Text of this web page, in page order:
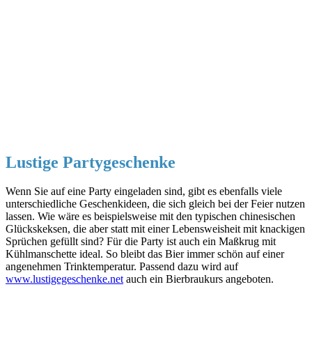
Lustige Partygeschenke
Wenn Sie auf eine Party eingeladen sind, gibt es ebenfalls viele
unterschiedliche Geschenkideen, die sich gleich bei der Feier nutzen
lassen. Wie wäre es beispielsweise mit den typischen chinesischen
Glückskeksen, die aber statt mit einer Lebensweisheit mit knackigen
Sprüchen gefüllt sind? Für die Party ist auch ein Maßkrug mit
Kühlmanschette ideal. So bleibt das Bier immer schön auf einer
angenehmen Trinktemperatur. Passend dazu wird auf
www.lustigegeschenke.net auch ein Bierbraukurs angeboten.